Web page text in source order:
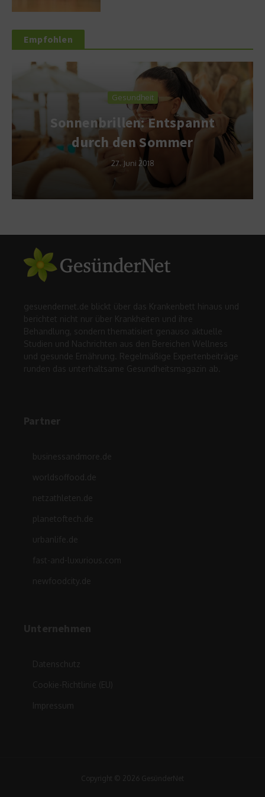
Empfohlen
Gesundheit
Sonnenbrillen: Entspannt
durch den Sommer
27. Juni 2018
gesuendernet.de blickt über das Krankenbett hinaus und
berichtet nicht nur über Krankheiten und ihre
Behandlung, sondern thematisiert genauso aktuelle
Studien und Nachrichten aus den Bereichen Wellness
und gesunde Ernährung. Regelmäßige Expertenbeiträge
runden das unterhaltsame Gesundheitsmagazin ab.
Partner
businessandmore.de
worldsoffood.de
netzathleten.de
planetoftech.de
urbanlife.de
fast-and-luxurious.com
newfoodcity.de
Unternehmen
Datenschutz
Cookie-Richtlinie (EU)
Impressum
Copyright © 2026 GesünderNet